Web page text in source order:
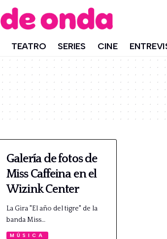
TEATRO SERIES CINE
Galería de fotos de
Miss Caffeina en el
Wizink Center
La Gira "El año del tigre" de la
banda Miss…
MÚSICA